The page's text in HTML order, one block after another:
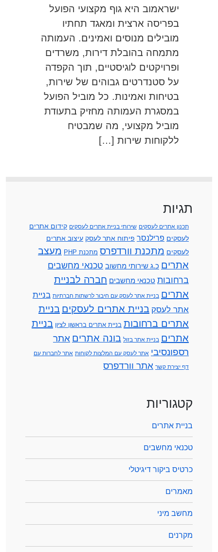
ישראמוב היא גוף מקצועי הפועל
בפריסה ארצית ומאגד תחתיו
מובילים מנוסים ואמינים. העמותה
מתמחה בהובלת דירות, משרדים
ופרויקטים לוגיסטיים, תוך הקפדה
על סטנדרטים גבוהים של שירות,
בטיחות ואמינות. כל מוביל הפועל
במסגרת העמותה מחזיק בתעודת
מוביל מקצועי, מה שמבטיח
ללקוחות שירות […]
תגיות
תכנון אתרים לעסקים שירותי בניית אתרים לעסקים קידום אתרים
לעסקים פרילנסר פיתוח אתר לעסק עיצוב אתרים
לעסקים מתכנת וורדפרס מתכנת PHP
מעצב
אתרים כ.ג שירותי מחשוב טכנאי מחשבים
ברחובות טכנאי מחשבים חברה לבניית
אתרים בניית אתר לעסק עם חיבור לרשתות חברתיות בניית
אתר לעסק בניית אתרים לעסקים בניית
אתרים ברחובות בניית אתרים בראשון לציון בניית
אתרים בניית אתר בזול בונה אתרים אתר
רספונסיבי אתר לעסק עם המלצות לקוחות אתר לחברות עם
דף יצירת קשר אתר וורדפרס
קטגוריות
בניית אתרים
טכנאי מחשבים
כרטיס ביקור דיגיטלי
מאמרים
מחשב מיני
מקרנים